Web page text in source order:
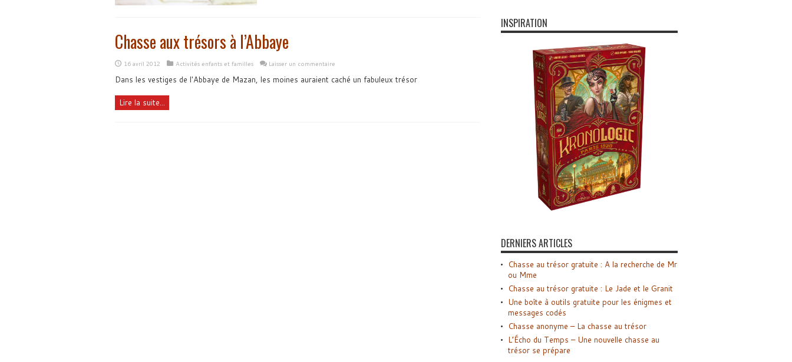
Chasse aux trésors à l’Abbaye
16 avril 2012 Activités enfants et familles Laisser un commentaire
Dans les vestiges de l'Abbaye de Mazan, les moines auraient caché un fabuleux trésor
Lire la suite...
INSPIRATION
DERNIERS ARTICLES
Chasse au trésor gratuite : A la recherche de Mr
ou Mme
Chasse au trésor gratuite : Le Jade et le Granit
Une boîte à outils gratuite pour les énigmes et
messages codés
Chasse anonyme – La chasse au trésor
L’Écho du Temps – Une nouvelle chasse au
trésor se prépare